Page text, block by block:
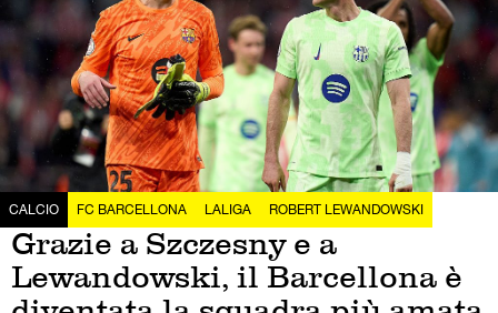
CALCIO FC BARCELLONA LALIGA ROBERT LEWANDOWSKI
Grazie a Szczesny e a
Lewandowski, il Barcellona è